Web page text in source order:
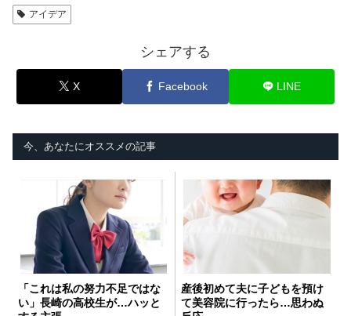
アイデア
シェアする
X Facebook LINE
今、あなたにオススメの記事
「これは私の努力不足ではな
い」長崎の高校生が…ハッと
産後初めて夫に子どもを預け
て美容院に行ったら…思わぬ